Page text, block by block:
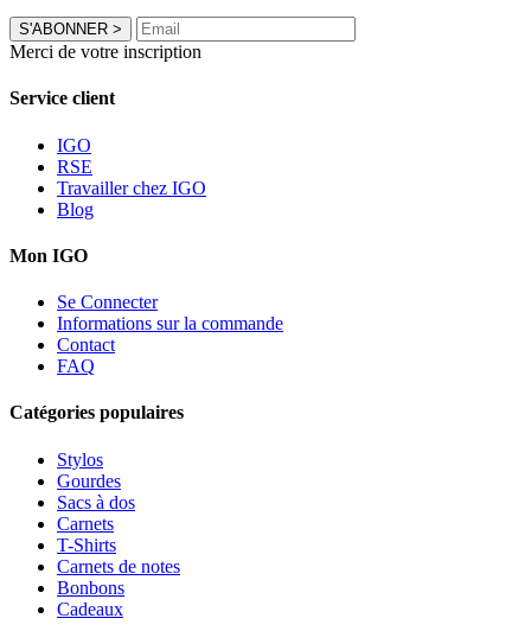
S'ABONNER >
Merci de votre inscription
Service client
IGO
RSE
Travailler chez IGO
Blog
Mon IGO
Se Connecter
Informations sur la commande
Contact
FAQ
Catégories populaires
Stylos
Gourdes
Sacs à dos
Carnets
T-Shirts
Carnets de notes
Bonbons
Cadeaux